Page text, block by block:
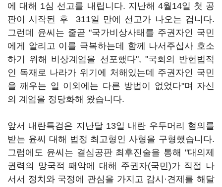
에 대해 1심 선고를 내립니다. 지난해 4월14일 첫 공
판이 시작된 후 311일 만에 선고가 나오는 겁니다.
그런데 윤씨는 줄곧 "국가비상사태를 주권자인 국민
에게 알리고 이를 극복하는데 함께 나서주십사 호소
하기 위해 비상계엄을 선포했다", "국회의 반헌법적
인 독재로 나라가 위기에 처해있는데 주권자인 국민
을 깨우는 일 이외에는 다른 방법이 없었다"며 자신
의 계엄을 정당화해 왔습니다.
앞서 내란특검은 지난달 13일 내란 우두머리 혐의를
받는 윤씨 대해 법정 최고형인 사형을 구형했습니다.
그럼에도 윤씨는 결심공판 최후진술을 통해 "대의제
권력의 망국적 패악에 대해 주권자(국민)가 직접 나
서서 정치와 국정에 관심을 가지고 감시·견제를 해달